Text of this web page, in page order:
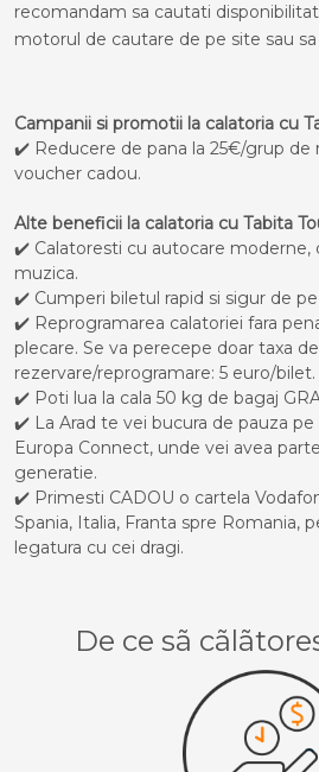
recomandam sa cautati
motorul de cautare de pe site sau
Campanii si promotii la calatoria cu
✔️ Reducere de pana la 25€/grup de
voucher cadou.
Alte beneficii la calatoria cu Tabita
✔️ Calatoresti cu autocare moderne,
muzica.
✔️ Cumperi biletul rapid si sigur de
✔️ Reprogramarea calatoriei fara
plecare. Se va perecepe doar taxa de
rezervare/reprogramare: 5 euro/bilet.
✔️ Poti lua la cala 50 kg de bagaj
✔️ La Arad te vei bucura de pauza pe
Europa Connect, unde vei avea
generatie.
✔️ Primesti CADOU o cartela
Spania, Italia, Franta spre Romania,
legatura cu cei dragi.
De ce sã